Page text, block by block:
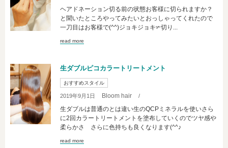
ヘアドネーション切る前の状態お客様に切られますか？
と聞いたところやってみたいとおっしゃってくれたので
一刀目はお客様で(^^)ジョキジョキ✃切り...
read more
生ダブルピコカラートリートメント
おすすめスタイル
2019年9月1日 Bloom hair /
生ダブルは普通のとは違い生のQCPミネラルを使いさら
に2回カラートリートメントを塗布していくのでツヤ感や
柔らかさ さらに色持ちも良くなります(^^♪
read more